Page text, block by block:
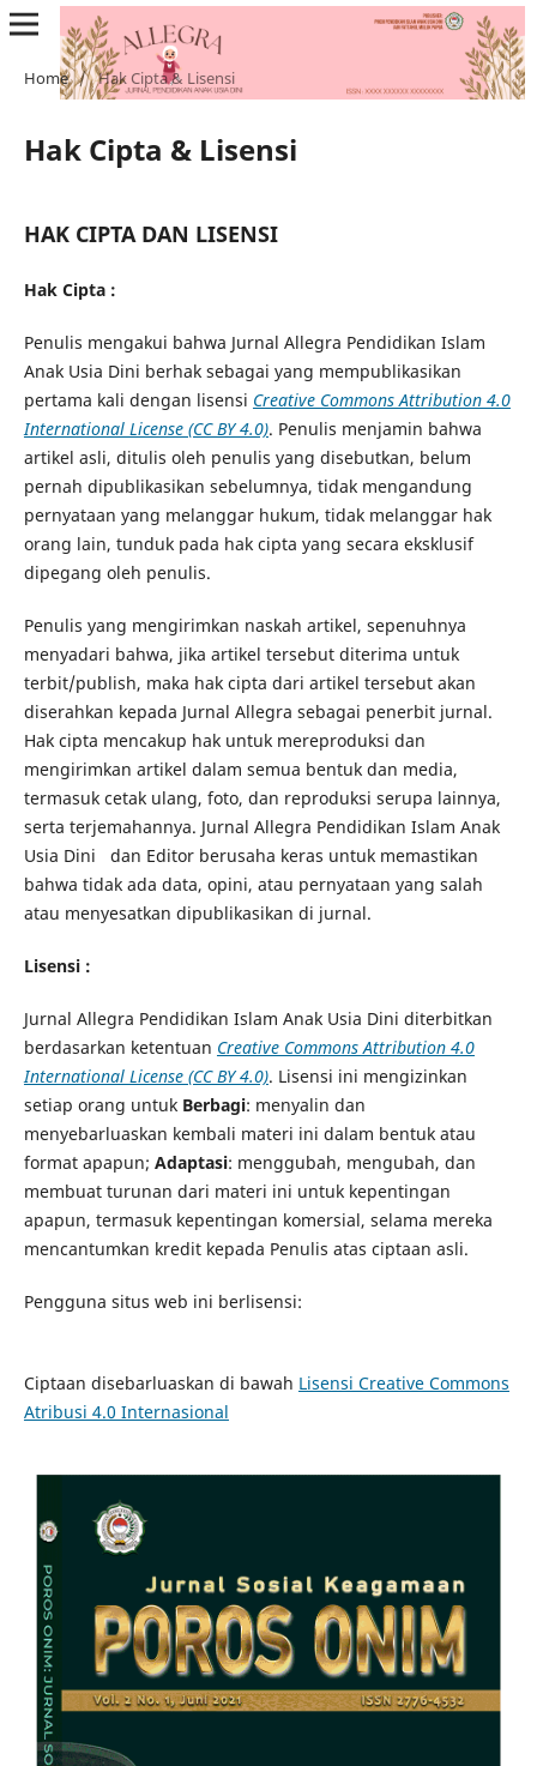
Home / Hak Cipta & Lisensi
Hak Cipta & Lisensi
HAK CIPTA DAN LISENSI
Hak Cipta :
Penulis mengakui bahwa Jurnal Allegra Pendidikan Islam
Anak Usia Dini berhak sebagai yang mempublikasikan
pertama kali dengan lisensi Creative Commons Attribution 4.0
International License (CC BY 4.0). Penulis menjamin bahwa
artikel asli, ditulis oleh penulis yang disebutkan, belum
pernah dipublikasikan sebelumnya, tidak mengandung
pernyataan yang melanggar hukum, tidak melanggar hak
orang lain, tunduk pada hak cipta yang secara eksklusif
dipegang oleh penulis.
Penulis yang mengirimkan naskah artikel, sepenuhnya
menyadari bahwa, jika artikel tersebut diterima untuk
terbit/publish, maka hak cipta dari artikel tersebut akan
diserahkan kepada Jurnal Allegra sebagai penerbit jurnal.
Hak cipta mencakup hak untuk mereproduksi dan
mengirimkan artikel dalam semua bentuk dan media,
termasuk cetak ulang, foto, dan reproduksi serupa lainnya,
serta terjemahannya. Jurnal Allegra Pendidikan Islam Anak
Usia Dini dan Editor berusaha keras untuk memastikan
bahwa tidak ada data, opini, atau pernyataan yang salah
atau menyesatkan dipublikasikan di jurnal.
Lisensi :
Jurnal Allegra Pendidikan Islam Anak Usia Dini diterbitkan
berdasarkan ketentuan Creative Commons Attribution 4.0
International License (CC BY 4.0). Lisensi ini mengizinkan
setiap orang untuk Berbagi: menyalin dan
menyebarluaskan kembali materi ini dalam bentuk atau
format apapun; Adaptasi: menggubah, mengubah, dan
membuat turunan dari materi ini untuk kepentingan
apapun, termasuk kepentingan komersial, selama mereka
mencantumkan kredit kepada Penulis atas ciptaan asli.
Pengguna situs web ini berlisensi:
Ciptaan disebarluaskan di bawah Lisensi Creative Commons
Atribusi 4.0 Internasional